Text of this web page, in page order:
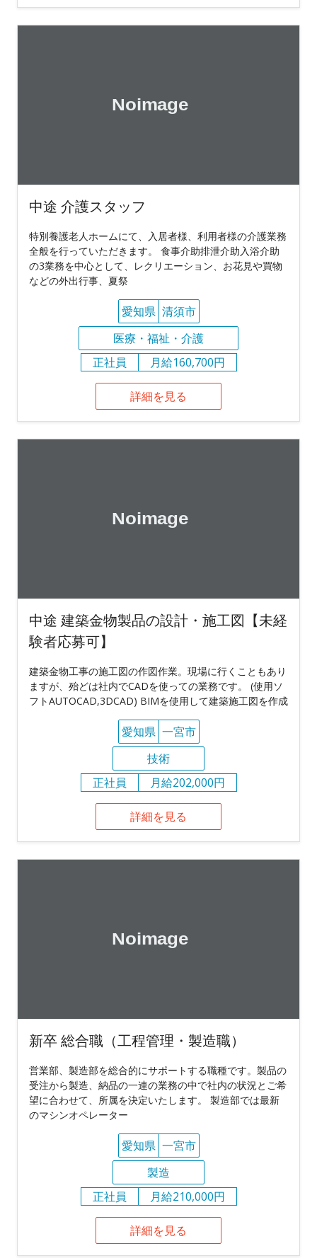
中途 介護スタッフ
特別養護老人ホームにて、入居者様、利用者様の介護業務
全般を行っていただきます。 食事介助排泄介助入浴介助
の3業務を中心として、レクリエーション、お花見や買物
などの外出行事、夏祭
愛知県 清須市
医療・福祉・介護
正社員
月給160,700円
詳細を見る
中途 建築金物製品の設計・施工図【未経
験者応募可】
建築金物工事の施工図の作図作業。現場に行くこともあり
ますが、殆どは社内でCADを使っての業務です。 (使用ソ
フトAUTOCAD,3DCAD) BIMを使用して建築施工図を作成
愛知県 一宮市
技術
正社員
月給202,000円
詳細を見る
新卒 総合職（工程管理・製造職）
営業部、製造部を総合的にサポートする職種です。製品の
受注から製造、納品の一連の業務の中で社内の状況とご希
望に合わせて、所属を決定いたします。 製造部では最新
のマシンオペレーター
愛知県 一宮市
製造
正社員
月給210,000円
詳細を見る